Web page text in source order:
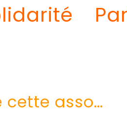
cette asso…